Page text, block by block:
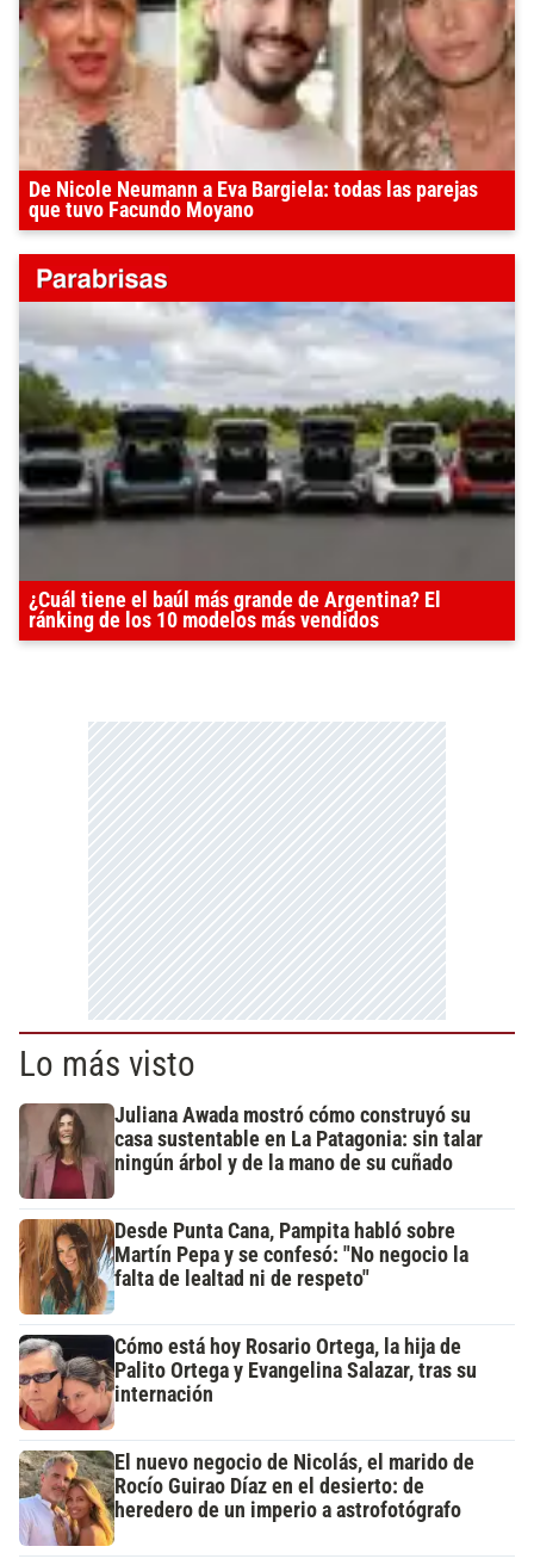
De Nicole Neumann a Eva Bargiela: todas las parejas
que tuvo Facundo Moyano
¿Cuál tiene el baúl más grande de Argentina? El
ránking de los 10 modelos más vendidos
Lo más visto
Juliana Awada mostró cómo construyó su
casa sustentable en La Patagonia: sin talar
ningún árbol y de la mano de su cuñado
Desde Punta Cana, Pampita habló sobre
Martín Pepa y se confesó: "No negocio la
falta de lealtad ni de respeto"
Cómo está hoy Rosario Ortega, la hija de
Palito Ortega y Evangelina Salazar, tras su
internación
El nuevo negocio de Nicolás, el marido de
Rocío Guirao Díaz en el desierto: de
heredero de un imperio a astrofotógrafo